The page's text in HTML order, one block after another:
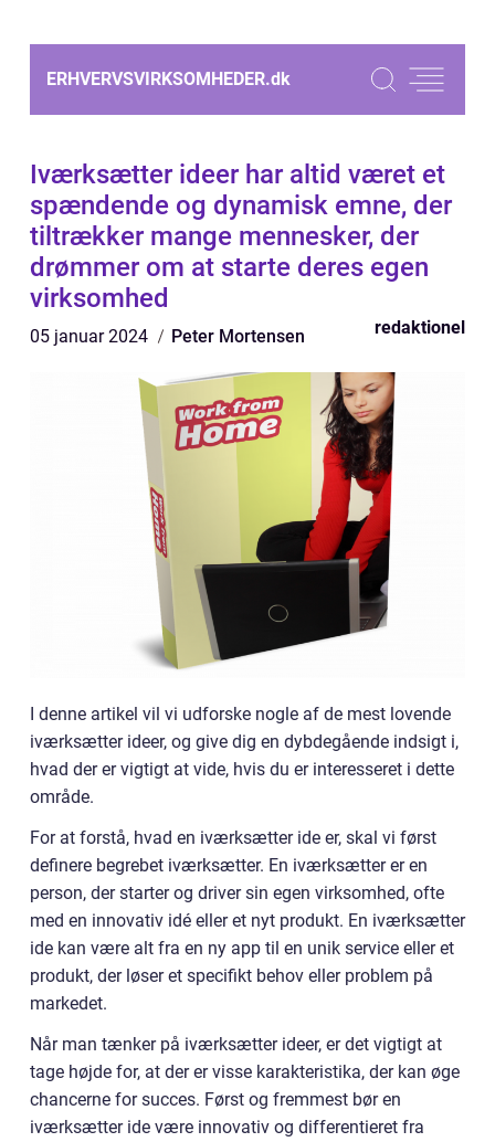
ERHVERVSVIRKSOMHEDER.dk
Iværksætter ideer har altid været et
spændende og dynamisk emne, der
tiltrækker mange mennesker, der
drømmer om at starte deres egen
virksomhed
05 januar 2024 Peter Mortensen redaktionel
I denne artikel vil vi udforske nogle af de mest lovende
iværksætter ideer, og give dig en dybdegående indsigt i,
hvad der er vigtigt at vide, hvis du er interesseret i dette
område.
For at forstå, hvad en iværksætter ide er, skal vi først
definere begrebet iværksætter. En iværksætter er en
person, der starter og driver sin egen virksomhed, ofte
med en innovativ idé eller et nyt produkt. En iværksætter
ide kan være alt fra en ny app til en unik service eller et
produkt, der løser et specifikt behov eller problem på
markedet.
Når man tænker på iværksætter ideer, er det vigtigt at
tage højde for, at der er visse karakteristika, der kan øge
chancerne for succes. Først og fremmest bør en
iværksætter ide være innovativ og differentieret fra